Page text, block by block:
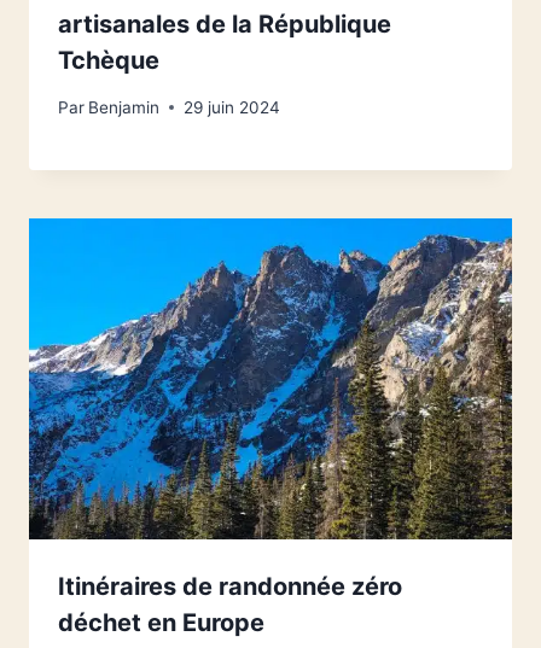
artisanales de la République
Tchèque
Par Benjamin 29 juin 2024
Itinéraires de randonnée zéro
déchet en Europe